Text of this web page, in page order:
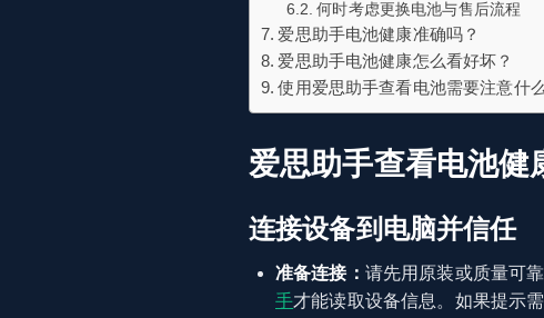
何时考虑更换电池与售后流程
爱思助手电池健康准确吗？
爱思助手电池健康怎么看好坏？
使用爱思助手查看电池需要注意什
爱思助手查看电池健
连接设备到电脑并信任
准备连接： 请先用原装或质量可
手才能读取设备信息。如果提示